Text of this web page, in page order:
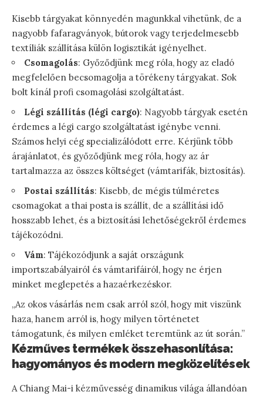
Kisebb tárgyakat könnyedén magunkkal vihetünk, de a
nagyobb fafaragványok, bútorok vagy terjedelmesebb
textíliák szállítása külön logisztikát igényelhet.
Csomagolás: Győződjünk meg róla, hogy az eladó
megfelelően becsomagolja a törékeny tárgyakat. Sok
bolt kínál profi csomagolási szolgáltatást.
Légi szállítás (légi cargo): Nagyobb tárgyak esetén
érdemes a légi cargo szolgáltatást igénybe venni.
Számos helyi cég specializálódott erre. Kérjünk több
árajánlatot, és győződjünk meg róla, hogy az ár
tartalmazza az összes költséget (vámtarifák, biztosítás).
Postai szállítás: Kisebb, de mégis túlméretes
csomagokat a thai posta is szállít, de a szállítási idő
hosszabb lehet, és a biztosítási lehetőségekről érdemes
tájékozódni.
Vám: Tájékozódjunk a saját országunk
importszabályairól és vámtarifáiról, hogy ne érjen
minket meglepetés a hazaérkezéskor.
„Az okos vásárlás nem csak arról szól, hogy mit viszünk
haza, hanem arról is, hogy milyen történetet
támogatunk, és milyen emléket teremtünk az út során.”
Kézműves termékek összehasonlítása:
hagyományos és modern megközelítések
A Chiang Mai-i kézművesség dinamikus világa állandóan